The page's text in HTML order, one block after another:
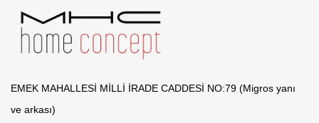
EMEK MAHALLESİ MİLLİ İRADE CADDESİ NO:79 (Migros yanı
ve arkası)